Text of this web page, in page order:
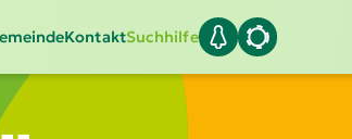
KontaktSuchhilfe